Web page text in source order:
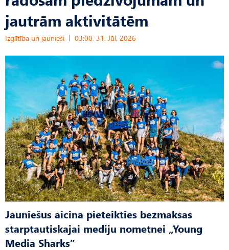
jautrām aktivitātēm
Izglītība un jaunieši 03:00, 31. Jūl, 2026
Jauniešus aicina pieteikties bezmaksas
starptautiskajai mediju nometnei „Young
Media Sharks”